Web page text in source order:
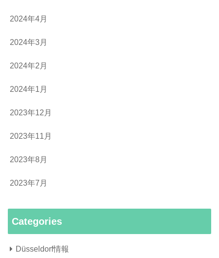
2024年4月
2024年3月
2024年2月
2024年1月
2023年12月
2023年11月
2023年8月
2023年7月
Categories
Düsseldorf情報